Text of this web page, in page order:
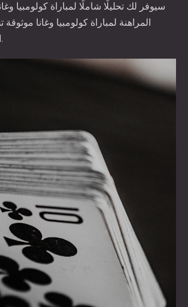
سيوفر لك تحليلًا شاملًا لمباراة كولومبيا
المراهنة لمباراة كولومبيا وغانا موثوقة
القرارات المناسبة.